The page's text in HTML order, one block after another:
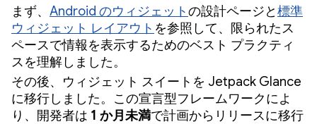
まず、 Android のウィジェットの設計ページと標準
ウィジェット レイアウト を参照して、限られたス
ペースで情報を表示するためのベスト プラクティ
スを理解しました。
その後、ウィジェット スイートを Jetpack Glance
に移行しました。この宣言型フレームワークによ
り、開発者は 1 か月未満で計画からリリースに移行